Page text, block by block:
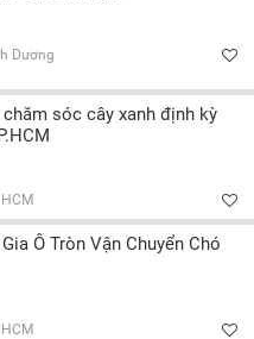
Dương
sóc cây xanh định kỳ
Ô Tròn Vận Chuyển Chó